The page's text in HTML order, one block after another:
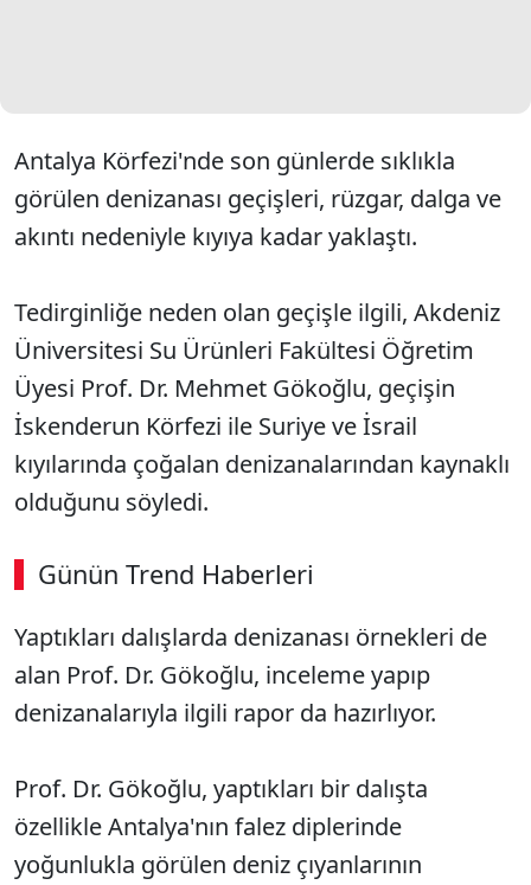
Antalya Körfezi'nde son günlerde sıklıkla
görülen denizanası geçişleri, rüzgar, dalga ve
akıntı nedeniyle kıyıya kadar yaklaştı.
Tedirginliğe neden olan geçişle ilgili, Akdeniz
Üniversitesi Su Ürünleri Fakültesi Öğretim
Üyesi Prof. Dr. Mehmet Gökoğlu, geçişin
İskenderun Körfezi ile Suriye ve İsrail
kıyılarında çoğalan denizanalarından kaynaklı
olduğunu söyledi.
Günün Trend Haberleri
00:02 / 09:08
Sesi Aç
Yaptıkları dalışlarda denizanası örnekleri de
alan Prof. Dr. Gökoğlu, inceleme yapıp
denizanalarıyla ilgili rapor da hazırlıyor.
Prof. Dr. Gökoğlu, yaptıkları bir dalışta
özellikle Antalya'nın falez diplerinde
yoğunlukla görülen deniz çıyanlarının